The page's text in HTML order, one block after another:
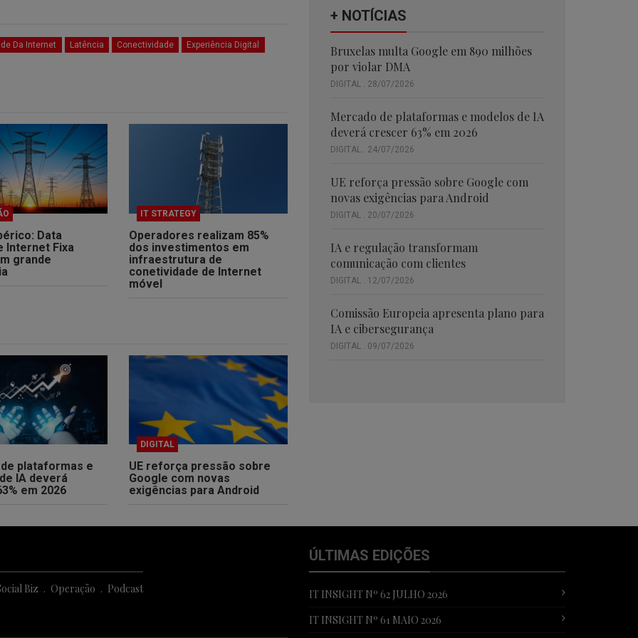
Da Internet Latência Conectividade Experiência Digital
Data
Internet Fixa
grande
IT STRATEGY
Operadores realizam 85%
dos investimentos em
infraestrutura de
conetividade de Internet
móvel
plataformas e
IA deverá
em 2026
DIGITAL
UE reforça pressão sobre
Google com novas
exigências para Android
+ NOTÍCIAS
Bruxelas multa Google em 890 milhões
por violar DMA
DIGITAL . 28/07/2026
Mercado de plataformas e modelos de IA
deverá crescer 63% em 2026
DIGITAL . 24/07/2026
UE reforça pressão sobre Google com
novas exigências para Android
DIGITAL . 20/07/2026
IA e regulação transformam
comunicação com clientes
DIGITAL . 12/07/2026
Comissão Europeia apresenta plano para
IA e cibersegurança
DIGITAL . 09/07/2026
ÚLTIMAS EDIÇÕES
IT INSIGHT Nº 62 JULHO 2026
IT INSIGHT Nº 61 MAIO 2026
Biz Operação Podcast